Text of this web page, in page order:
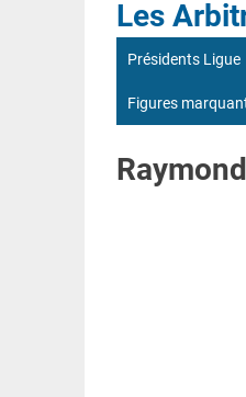
Les
Présidents Ligue
Figures